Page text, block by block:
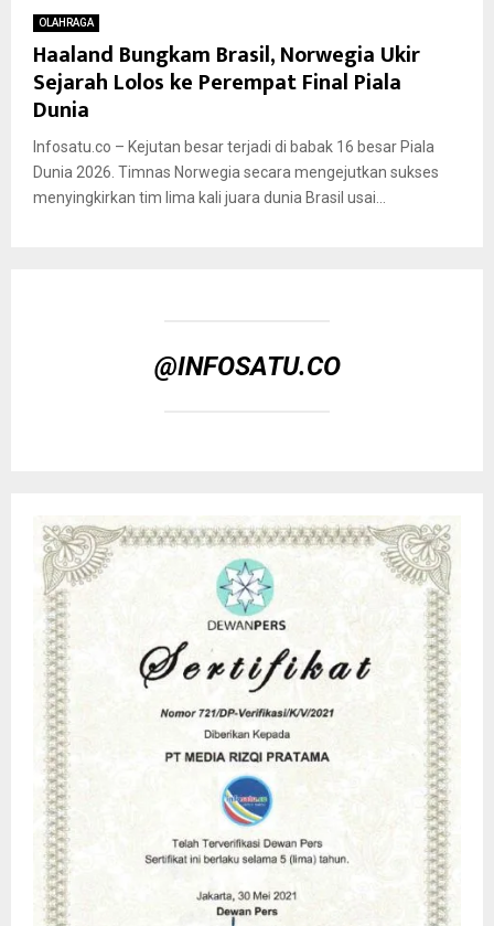
OLAHRAGA
Haaland Bungkam Brasil, Norwegia Ukir
Sejarah Lolos ke Perempat Final Piala
Dunia
Infosatu.co – Kejutan besar terjadi di babak 16 besar Piala
Dunia 2026. Timnas Norwegia secara mengejutkan sukses
menyingkirkan tim lima kali juara dunia Brasil usai...
@INFOSATU.CO